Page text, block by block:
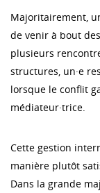
Majoritairement,
de venir à bout
plusieurs
structures, un·e
lorsque le conflit
médiateur·trice.
Cette gestion
manière plutôt
Dans la grande